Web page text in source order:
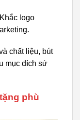
Khắc logo
chất liệu, bút
mục đích sử
phù